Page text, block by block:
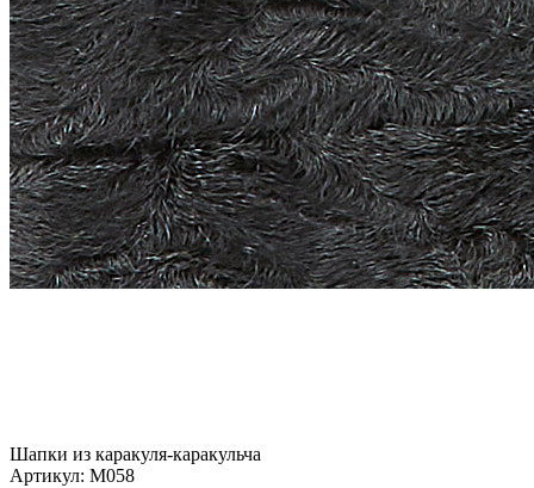
Шапки из каракуля-каракульча
Артикул: M058